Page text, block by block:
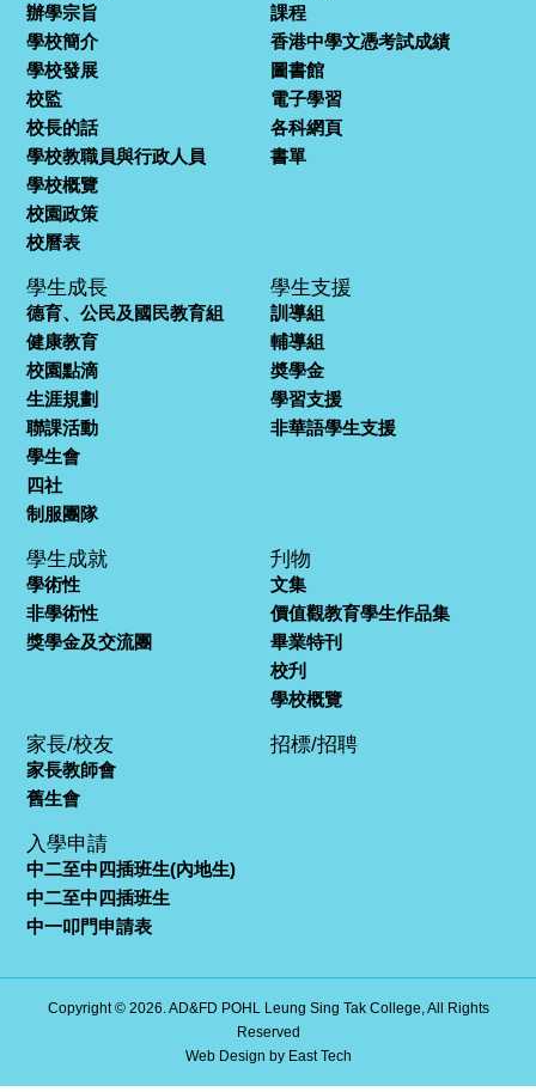
辦學宗旨
學校簡介
學校發展
校監
校長的話
學校教職員與行政人員
學校概覽
校園政策
校曆表
課程
香港中學文憑考試成績
圖書館
電子學習
各科網頁
書單
學生成長
德育、公民及國民教育組
健康教育
校園點滴
生涯規劃
聯課活動
學生會
四社
制服團隊
學生支援
訓導組
輔導組
奬學金
學習支援
非華語學生支援
學生成就
學術性
非學術性
獎學金及交流團
刋物
文集
價值觀教育學生作品集
畢業特刊
校刋
學校概覽
家長/校友
家長教師會
舊生會
招標/招聘
入學申請
中二至中四插班生(內地生)
中二至中四插班生
中一叩門申請表
Copyright © 2026. AD&FD POHL Leung Sing Tak College, All Rights
Reserved
Web Design by East Tech